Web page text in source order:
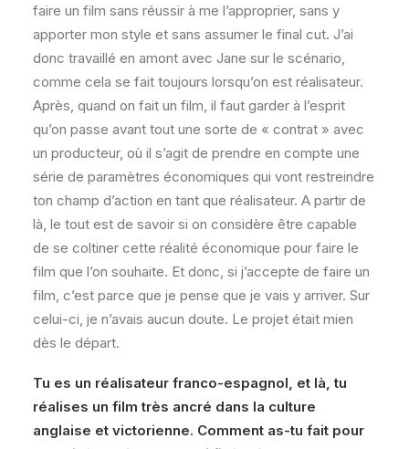
faire un film sans réussir à me l’approprier, sans y
apporter mon style et sans assumer le final cut. J’ai
donc travaillé en amont avec Jane sur le scénario,
comme cela se fait toujours lorsqu’on est réalisateur.
Après, quand on fait un film, il faut garder à l’esprit
qu’on passe avant tout une sorte de « contrat » avec
un producteur, où il s’agit de prendre en compte une
série de paramètres économiques qui vont restreindre
ton champ d’action en tant que réalisateur. A partir de
là, le tout est de savoir si on considère être capable
de se coltiner cette réalité économique pour faire le
film que l’on souhaite. Et donc, si j’accepte de faire un
film, c’est parce que je pense que je vais y arriver. Sur
celui-ci, je n’avais aucun doute. Le projet était mien
dès le départ.
Tu es un réalisateur franco-espagnol, et là, tu
réalises un film très ancré dans la culture
anglaise et victorienne. Comment as-tu fait pour